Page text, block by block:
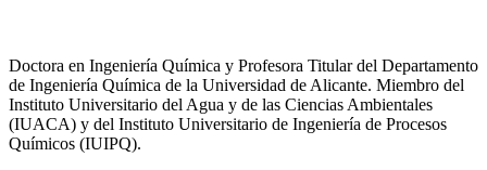
Doctora en Ingeniería Química y Profesora Titular del Departamento
de Ingeniería Química de la Universidad de Alicante. Miembro del
Instituto Universitario del Agua y de las Ciencias Ambientales
(IUACA) y del Instituto Universitario de Ingeniería de Procesos
Químicos (IUIPQ).